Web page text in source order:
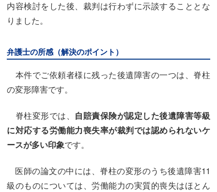
内容検討をした後、裁判は行わずに示談することとな
りました。
弁護士の所感（解決のポイント）
本件でご依頼者様に残った後遺障害の一つは、脊柱
の変形障害です。
脊柱変形では、 自賠責保険が認定した後遺障害等級
に対応する労働能力喪失率が裁判では認められないケ
ースが多い印象です。
医師の論文の中には、脊柱の変形のうち後遺障害11
級のものについては、労働能力の実質的喪失はほとん